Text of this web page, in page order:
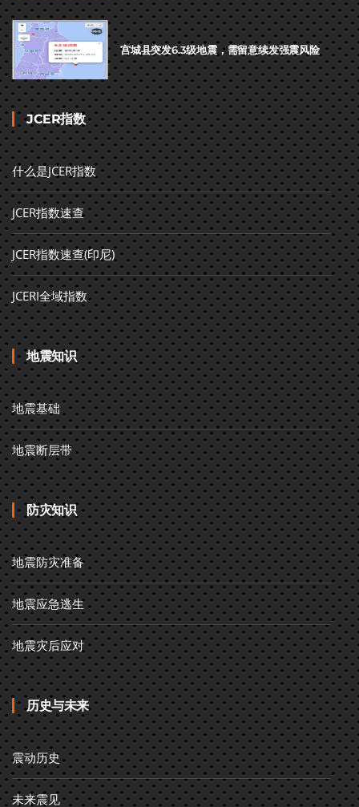
宫城县突发6.3级地震，需留意续发强震风险
JCER指数
什么是JCER指数
JCER指数速查
JCER指数速查(印尼)
JCERI全域指数
地震知识
地震基础
地震断层带
防灾知识
地震防灾准备
地震应急逃生
地震灾后应对
历史与未来
震动历史
未来震见